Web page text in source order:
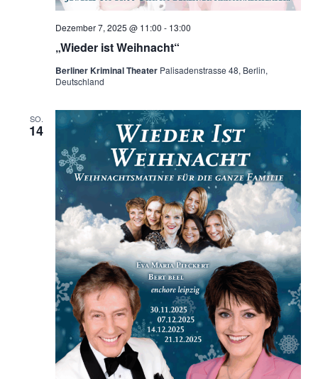
„Wieder ist Weihnacht“
Dezember 7, 2025 @ 11:00 - 13:00
Berliner Kriminal Theater Palisadenstrasse 48, Berlin,
Deutschland
SO.
14